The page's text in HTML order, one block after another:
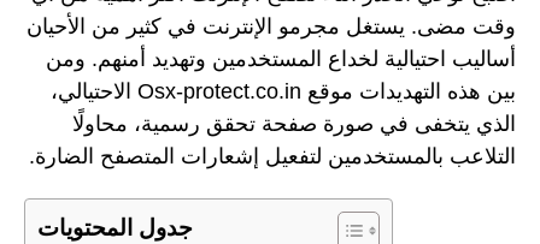
وقت مضى. يستغل مجرمو الإنترنت في كثير من الأحيان
أساليب احتيالية لخداع المستخدمين وتهديد أمنهم. ومن
بين هذه التهديدات موقع Osx-protect.co.in الاحتيالي،
الذي يتخفى في صورة صفحة تحقق رسمية، محاولًا
التلاعب بالمستخدمين لتفعيل إشعارات المتصفح الضارة.
جدول المحتويات